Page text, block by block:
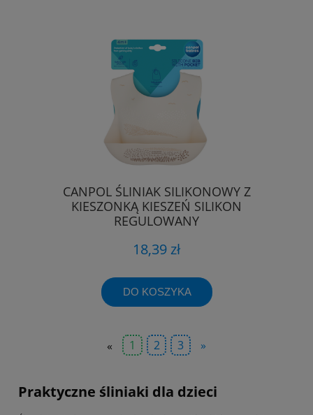
CANPOL ŚLINIAK SILIKONOWY Z
KIESZONKĄ KIESZEŃ SILIKON
REGULOWANY
18,39 zł
DO KOSZYKA
« 1 2 3 »
Praktyczne śliniaki dla dzieci